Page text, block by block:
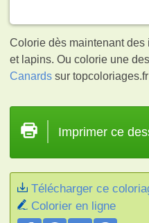
Colorie dès maintenant
et lapins. Ou colorie une
Canards sur topcoloriages.fr
Imprimer ce
Télécharger ce
Colorier en ligne